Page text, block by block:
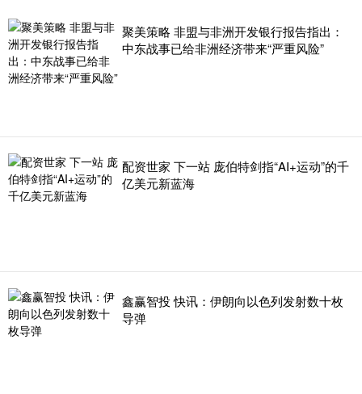
聚美策略 非盟与非洲开发银行报告指出：
中东战事已给非洲经济带来“严重风险”
配资世家 下一站 庞伯特剑指“AI+运动”的千
亿美元新蓝海
鑫赢智投 快讯：伊朗向以色列发射数十枚
导弹